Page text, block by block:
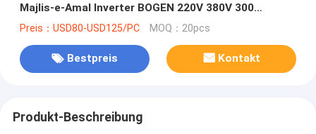
Majlis-e-Amal Inverter BOGEN 220V 380V 300
Ampere MOSFET-Technologie
Preis：USD80-USD125/PC MOQ：20pcs
Bestpreis Kontakt
Produkt-Beschreibung